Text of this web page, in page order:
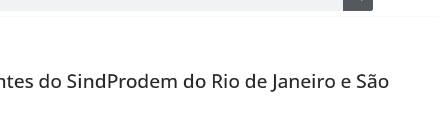
do SindProdem do Rio de Janeiro e São